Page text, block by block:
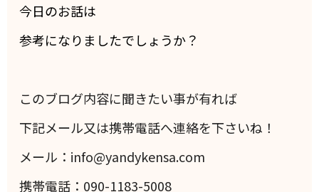
今日のお話は
参考になりましたでしょうか？
このブログ内容に聞きたい事が有れば
下記メール又は携帯電話へ連絡を下さいね！
メール：info@yandykensa.com
携帯電話：090-1183-5008